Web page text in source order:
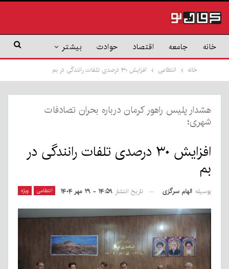
خانه جامعه اقتصاد حوادث بیشتر
خانه انتظامی افزایش ۳۰ درصدی تلفات رانندگی در بم
هشدار پلیس راهور کرمان درباره بحران تصادفات
شهری؛
افزایش ۳۰ درصدی تلفات رانندگی در
بم
انتظامی ویژه بوسیله الهام سرگزی تاریخ انتشار ۱۴:۵۹ - ۲۹ مهر ۱۴۰۴